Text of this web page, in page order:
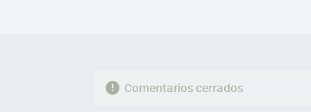
Comentarios cerrados